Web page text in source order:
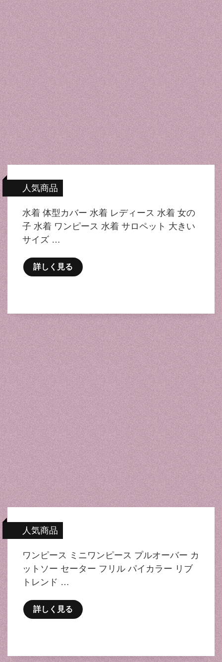
人気商品
水着 体型カバー 水着 レディース 水着 女の
子 水着 ワンピース 水着 サロペット 大きい
サイズ …
詳しく見る
人気商品
ワンピース ミニワンピース プルオーバー カ
ットソー セーター フリル パイカラー リブ
トレンド …
詳しく見る